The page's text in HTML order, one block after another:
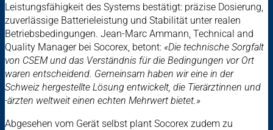
Leistungsfähigkeit des Systems bestätigt: präzise Dosierung,
zuverlässige Batterieleistung und Stabilität unter realen
Betriebsbedingungen. Jean-Marc Ammann, Technical and
Quality Manager bei Socorex, betont: «Die technische Sorgfalt
von CSEM und das Verständnis für die Bedingungen vor Ort
waren entscheidend. Gemeinsam haben wir eine in der
Schweiz hergestellte Lösung entwickelt, die Tierärztinnen und
-ärzten weltweit einen echten Mehrwert bietet.»
Abgesehen vom Gerät selbst plant Socorex zudem zu